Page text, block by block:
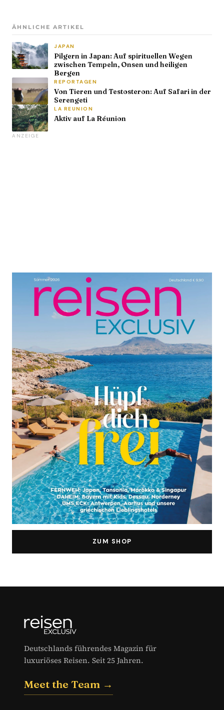
ZUM SHOP
ÄHNLICHE ARTIKEL
JAPAN
Pilgern in Japan: Auf spirituellen Wegen
zwischen Tempeln, Onsen und heiligen
Bergen
REPORTAGEN
Von Tieren und Testosteron: Auf Safari in der
Serengeti
LA REUNION
Aktiv auf La Réunion
ANZEIGE
Deutschlands führendes Magazin für
luxuriöses Reisen. Seit 25 Jahren.
Meet the Team →